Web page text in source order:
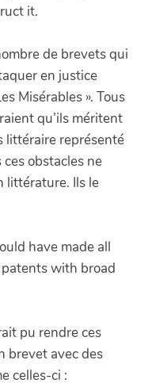
it.
de brevets qui
en justice
Misérables ». Tous
qu’ils méritent
littéraire représenté
obstacles ne
littérature. Ils le
have made all
with broad
pu rendre ces
brevet avec des
celles-ci :